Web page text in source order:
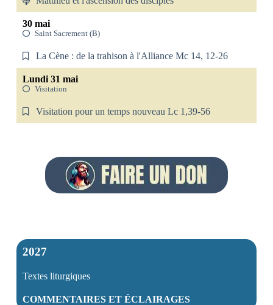
30 mai
Saint Sacrement (B)
La Cène : de la trahison à l'Alliance Mc 14, 12-26
Lundi 31 mai
Visitation
Visitation pour un temps nouveau Lc 1,39-56
2027
Textes liturgiques
COMMENTAIRES ET ÉCLAIRAGES